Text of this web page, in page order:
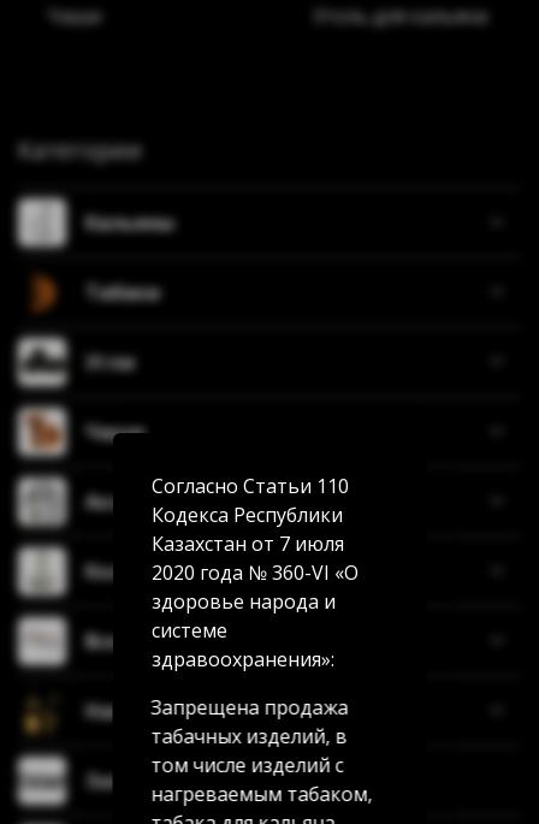
Чаши Уголь для кальяна
Категории
Кальяны
Табаки
Угли
Чаши
Аксессуары
Колбы
Все для самокруток
Напитки
Зажигалки
Согласно Статьи 110
Кодекса Республики
Казахстан от 7 июля
2020 года № 360-VI «О
здоровье народа и
системе
здравоохранения»:
Запрещена продажа
табачных изделий, в
том числе изделий с
нагреваемым табаком,